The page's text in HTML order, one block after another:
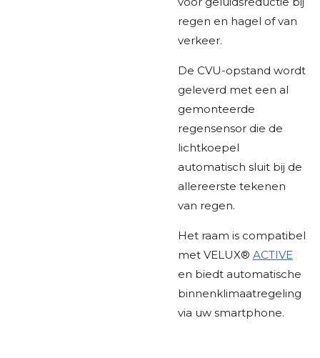
regen en hagel of van
verkeer.
De CVU-opstand wordt
geleverd met een al
gemonteerde
regensensor die de
lichtkoepel
automatisch sluit bij de
allereerste tekenen
van regen.
Het raam is compatibel
met VELUX® ACTIVE
en biedt automatische
binnenklimaatregeling
via uw smartphone.